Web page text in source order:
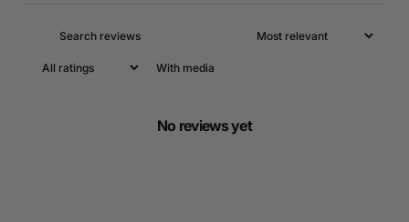
With media
No reviews yet